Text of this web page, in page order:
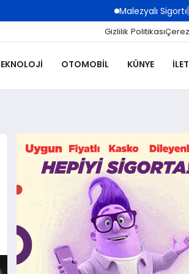
Malezyalı Sigorta
Gizlilik Politikası
OTOMOBIL KÜNYE